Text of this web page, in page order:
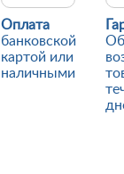
Оплата
банковской
картой или
наличными